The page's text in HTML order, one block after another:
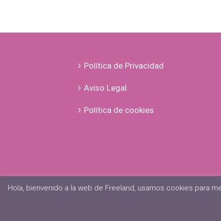
Política de Privacidad
Aviso Legal
Política de cookies
Hola, bienvenido a la web de Freeland, usamos cookies para